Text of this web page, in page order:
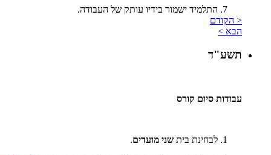
התלמיד ישמור בידיו עותק של העבודה.
< הקודם
הבא >
תשע"ד
עבודות סיום קורס
לבחינת בית שני מועדים.